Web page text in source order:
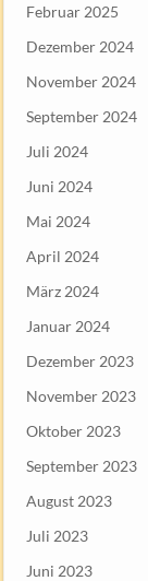
Februar 2025
Dezember 2024
November 2024
September 2024
Juli 2024
Juni 2024
Mai 2024
April 2024
März 2024
Januar 2024
Dezember 2023
November 2023
Oktober 2023
September 2023
August 2023
Juli 2023
Juni 2023